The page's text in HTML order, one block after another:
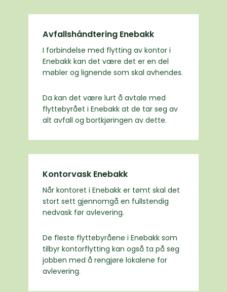
Avfallshåndtering Enebakk
I forbindelse med flytting av kontor i
Enebakk kan det være det er en del
møbler og lignende som skal avhendes.
Da kan det være lurt å avtale med
flyttebyrået i Enebakk at de tar seg av
alt avfall og bortkjøringen av dette.
Kontorvask Enebakk
Når kontoret i Enebakk er tømt skal det
stort sett gjennomgå en fullstendig
nedvask før avlevering.
De fleste flyttebyråene i Enebakk som
tilbyr kontorflytting kan også ta på seg
jobben med å rengjøre lokalene for
avlevering.